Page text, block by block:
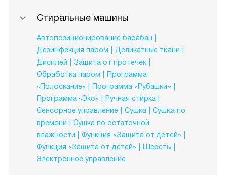
Стиральные машины
Автопозиционирование барабан
Дезинфекция паром
Деликатные ткани
Дисплей
Защита от протечек
Обработка паром
Программа
«Полоскание»
Программа «Рубашки»
Программа «Эко»
Ручная стирка
Сенсорное управление
Сушка
Сушка по
времени
Сушка по остаточной
влажности
Функция «Защита от детей»
Функция «Защита от детей»
Шерсть
Электронное управление